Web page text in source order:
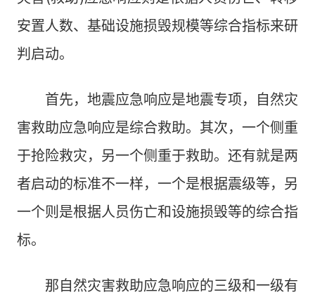
安置人数、基础设施损毁规模等综合指标来研
判启动。
首先，地震应急响应是地震专项，自然灾
害救助应急响应是综合救助。其次，一个侧重
于抢险救灾，另一个侧重于救助。还有就是两
者启动的标准不一样，一个是根据震级等，另
一个则是根据人员伤亡和设施损毁等的综合指
标。
那自然灾害救助应急响应的三级和一级有